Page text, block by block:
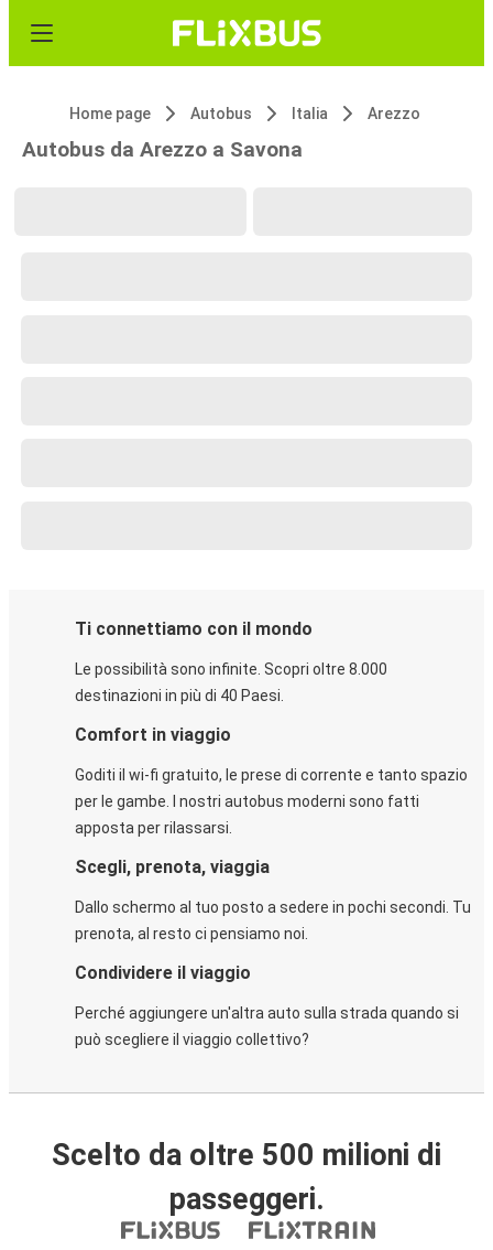
Home page Autobus Italia Arezzo
Autobus da Arezzo a Savona
Ti connettiamo con il mondo
Le possibilità sono infinite. Scopri oltre 8.000
destinazioni in più di 40 Paesi.
Comfort in viaggio
Goditi il wi-fi gratuito, le prese di corrente e tanto spazio
per le gambe. I nostri autobus moderni sono fatti
apposta per rilassarsi.
Scegli, prenota, viaggia
Dallo schermo al tuo posto a sedere in pochi secondi. Tu
prenota, al resto ci pensiamo noi.
Condividere il viaggio
Perché aggiungere un'altra auto sulla strada quando si
può scegliere il viaggio collettivo?
Scelto da oltre 500 milioni di
passeggeri.